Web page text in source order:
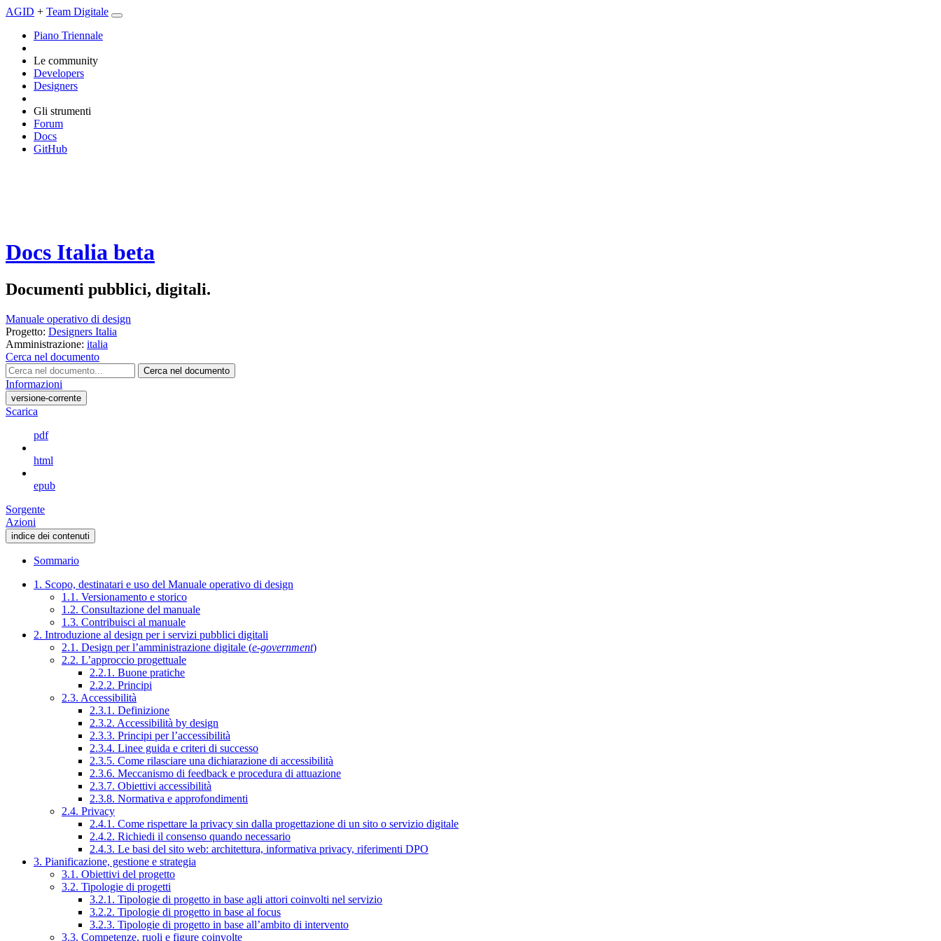
AGID + Team Digitale
Piano Triennale
Le community
Developers
Designers
Gli strumenti
Forum
Docs
GitHub
Docs Italia beta
Documenti pubblici, digitali.
Manuale operativo di design
Progetto: Designers Italia
Amministrazione: italia
Cerca nel documento
Cerca nel documento
Informazioni
versione-corrente
Scarica
pdf
html
epub
Sorgente
Azioni
indice dei contenuti
Sommario
1. Scopo, destinatari e uso del Manuale operativo di design
1.1. Versionamento e storico
1.2. Consultazione del manuale
1.3. Contribuisci al manuale
2. Introduzione al design per i servizi pubblici digitali
2.1. Design per l’amministrazione digitale (e-government)
2.2. L’approccio progettuale
2.2.1. Buone pratiche
2.2.2. Principi
2.3. Accessibilità
2.3.1. Definizione
2.3.2. Accessibilità by design
2.3.3. Principi per l’accessibilità
2.3.4. Linee guida e criteri di successo
2.3.5. Come rilasciare una dichiarazione di accessibilità
2.3.6. Meccanismo di feedback e procedura di attuazione
2.3.7. Obiettivi accessibilità
2.3.8. Normativa e approfondimenti
2.4. Privacy
2.4.1. Come rispettare la privacy sin dalla progettazione di un sito o servizio digitale
2.4.2. Richiedi il consenso quando necessario
2.4.3. Le basi del sito web: architettura, informativa privacy, riferimenti DPO
3. Pianificazione, gestione e strategia
3.1. Obiettivi del progetto
3.2. Tipologie di progetti
3.2.1. Tipologie di progetto in base agli attori coinvolti nel servizio
3.2.2. Tipologie di progetto in base al focus
3.2.3. Tipologie di progetto in base all’ambito di intervento
3.3. Competenze, ruoli e figure coinvolte